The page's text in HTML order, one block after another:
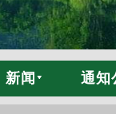
新闻 通知